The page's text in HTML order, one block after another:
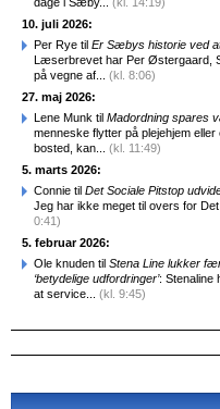
10. juli 2026:
Per Rye til Er Sæbys historie ved
Læserbrevet har Per Østergaard,
på vegne af... (kl. 8:06)
27. maj 2026:
Lene Munk til Madordning spares
menneske flytter på plejehjem eller
bosted, kan... (kl. 11:49)
5. marts 2026:
Connie til Det Sociale Pitstop
Jeg har ikke meget til overs for Det
0:41)
5. februar 2026:
Ole knuden til Stena Line lukker
‘betydelige udfordringer’: Stenaline
at service... (kl. 9:45)